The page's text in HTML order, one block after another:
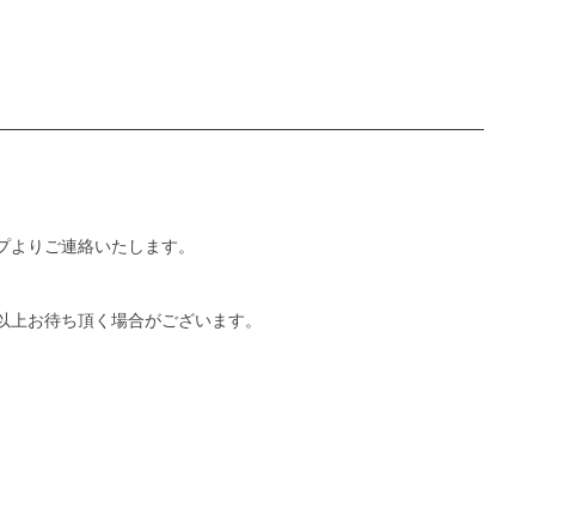
りご連絡いたします。
お待ち頂く場合がございます。